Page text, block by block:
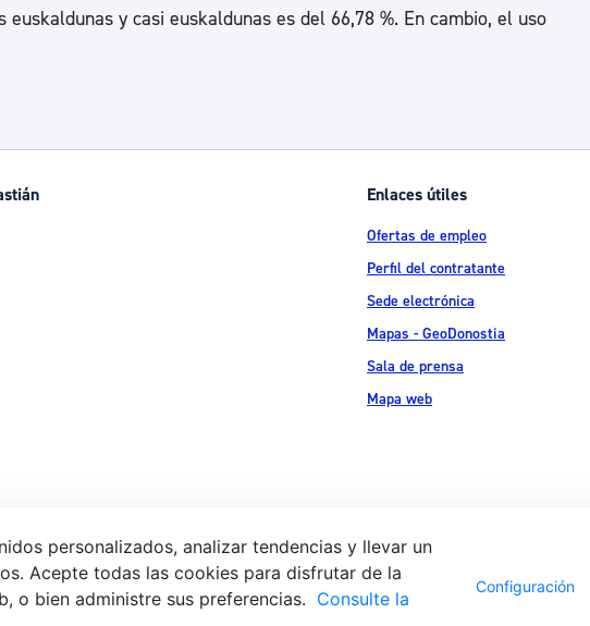
y casi euskaldunas es del 66,78 %. En cambio, el uso
Enlaces útiles
Ofertas de empleo
Perfil del contratante
Sede electrónica
Mapas - GeoDonostia
Sala de prensa
Mapa web
Ijentea 1,
Aviso legal Política de privacidad
personalizados, analizar tendencias y llevar un
Acepte todas las cookies para disfrutar de la
o bien administre sus preferencias. Consulte la
Configuración